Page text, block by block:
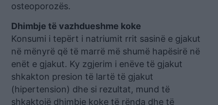
osteoporozës.
Dhimbje të vazhdueshme koke
Konsumi i tepërt i natriumit rrit sasinë e gjakut
në mënyrë që të marrë më shumë hapësirë në
enët e gjakut. Ky zgjerim i enëve të gjakut
shkakton presion të lartë të gjakut
(hipertension) dhe si rezultat, mund të
shkaktojë dhimbje koke të rënda dhe të